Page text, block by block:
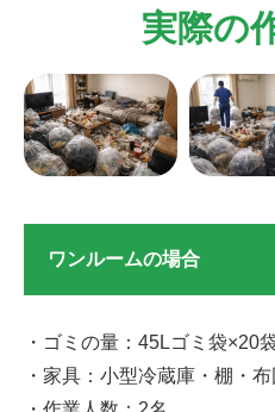
実際の
ワンルームの場合
・ゴミの量：45Lゴミ袋×20
・家具：小型冷蔵庫・棚・